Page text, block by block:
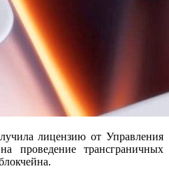
лицензию от Управления
проведение трансграничных